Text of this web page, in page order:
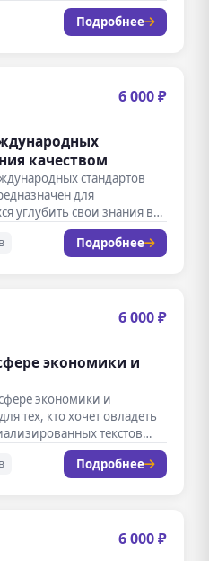
Подробнее
6 000 ₽
качеством
стандартов
для
углубить свои знания в
Подробнее
6 000 ₽
экономики и
экономики и
тех, кто хочет овладеть
текстов…
Подробнее
6 000 ₽